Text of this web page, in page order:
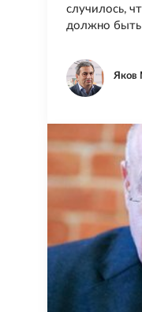
случилось,
должно быть
Яков